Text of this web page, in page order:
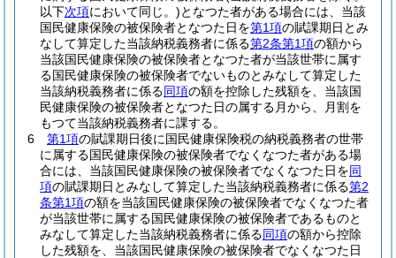
以下次項において同じ。)となつた者がある場合には、当該
国民健康保険の被保険者となつた日を第1項の賦課期日とみ
なして算定した当該納税義務者に係る第2条第1項の額から
当該国民健康保険の被保険者となつた者が当該世帯に属す
る国民健康保険の被保険者でないものとみなして算定した
当該納税義務者に係る同項の額を控除した残額を、当該国
民健康保険の被保険者となつた日の属する月から、月割を
もつて当該納税義務者に課する。
6
第1項の賦課期日後に国民健康保険税の納税義務者の世帯
に属する国民健康保険の被保険者でなくなつた者がある場
合には、当該国民健康保険の被保険者でなくなつた日を同
項の賦課期日とみなして算定した当該納税義務者に係る第2
条第1項の額を当該国民健康保険の被保険者でなくなつた者
が当該世帯に属する国民健康保険の被保険者であるものと
みなして算定した当該納税義務者に係る同項の額から控除
した残額を、当該国民健康保険の被保険者でなくなつた日